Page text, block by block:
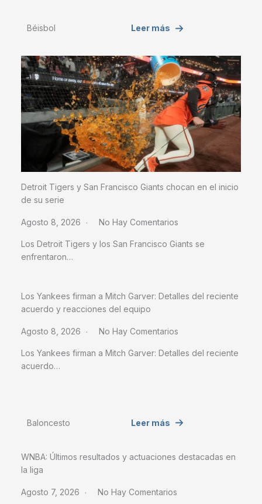
Béisbol Leer más
Detroit Tigers y San Francisco Giants chocan en el inicio
de su serie
Agosto 8, 2026 No Hay Comentarios
Los Detroit Tigers y los San Francisco Giants se
enfrentaron…
Los Yankees firman a Mitch Garver: Detalles del reciente
acuerdo y reacciones del equipo
Agosto 8, 2026 No Hay Comentarios
Los Yankees firman a Mitch Garver: Detalles del reciente
acuerdo…
Baloncesto Leer más
WNBA: Últimos resultados y actuaciones destacadas en
la liga
Agosto 7, 2026 No Hay Comentarios